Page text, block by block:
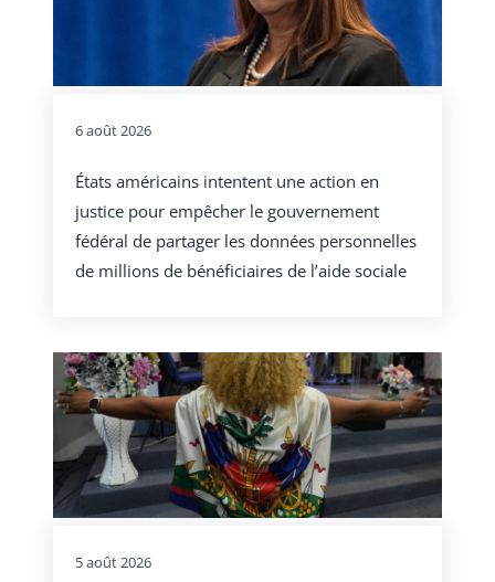
6 août 2026
États américains intentent une action en
justice pour empêcher le gouvernement
fédéral de partager les données personnelles
de millions de bénéficiaires de l’aide sociale
5 août 2026